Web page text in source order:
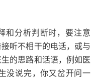
和分析判断时，要注意
听不相干的电话，或与
的思路和话语，例如医
没说完，你又岔开问一